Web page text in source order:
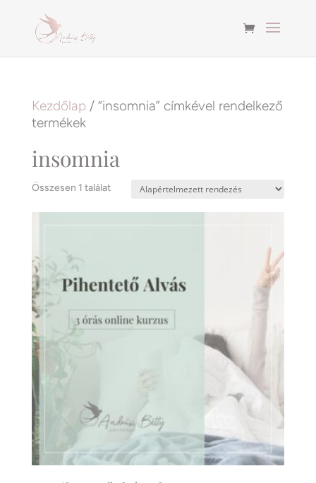
Kezdőlap / “insomnia” címkével rendelkező
termékek
insomnia
Összesen 1 találat